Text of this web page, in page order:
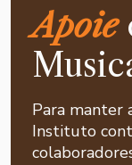
Apoie
Para manter
Instituto